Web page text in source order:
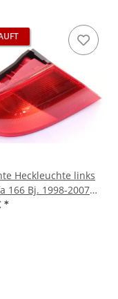
Heckleuchte links
166 Bj. 1998-2007
*